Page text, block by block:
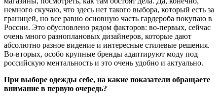
немного скучаю, что здесь нет такого выбора, который есть за
границей, но все равно основную часть гардероба покупаю в
России. Это обусловлено рядом факторов: во-первых, сейчас
очень много разноплановых дизайнеров, которые дают
абсолютно разное видение и интересные стилевые решения.
Во-вторых, особо крупные бренды адаптируют моду под
российскую ментальность и это очень удобно и актуально.
При выборе одежды себе, на какие показатели обращаете
внимание в первую очередь?